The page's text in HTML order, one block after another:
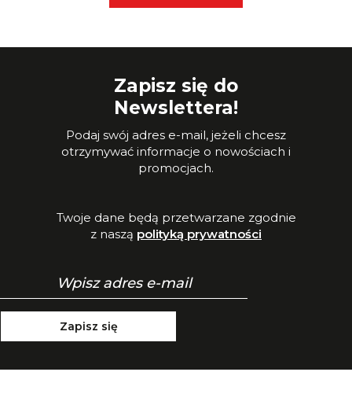
Zapisz się do
Newslettera!
Podaj swój adres e-mail, jeżeli chcesz
otrzymywać informacje o nowościach i
promocjach.
Twoje dane będą przetwarzane zgodnie
z naszą polityką prywatności
Zapisz się